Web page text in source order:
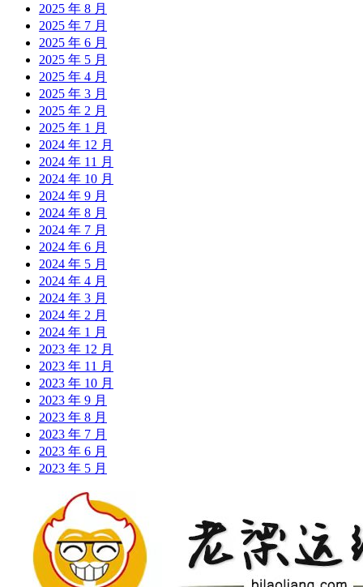
2025 年 8 月
2025 年 7 月
2025 年 6 月
2025 年 5 月
2025 年 4 月
2025 年 3 月
2025 年 2 月
2025 年 1 月
2024 年 12 月
2024 年 11 月
2024 年 10 月
2024 年 9 月
2024 年 8 月
2024 年 7 月
2024 年 6 月
2024 年 5 月
2024 年 4 月
2024 年 3 月
2024 年 2 月
2024 年 1 月
2023 年 12 月
2023 年 11 月
2023 年 10 月
2023 年 9 月
2023 年 8 月
2023 年 7 月
2023 年 6 月
2023 年 5 月